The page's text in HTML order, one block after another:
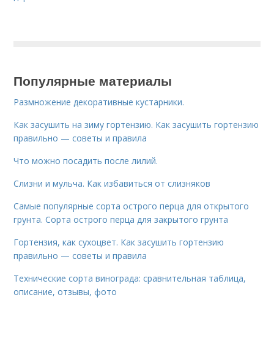
Популярные материалы
Размножение декоративные кустарники.
Как засушить на зиму гортензию. Как засушить гортензию
правильно — советы и правила
Что можно посадить после лилий.
Слизни и мульча. Как избавиться от слизняков
Самые популярные сорта острого перца для открытого
грунта. Сорта острого перца для закрытого грунта
Гортензия, как сухоцвет. Как засушить гортензию
правильно — советы и правила
Технические сорта винограда: сравнительная таблица,
описание, отзывы, фото